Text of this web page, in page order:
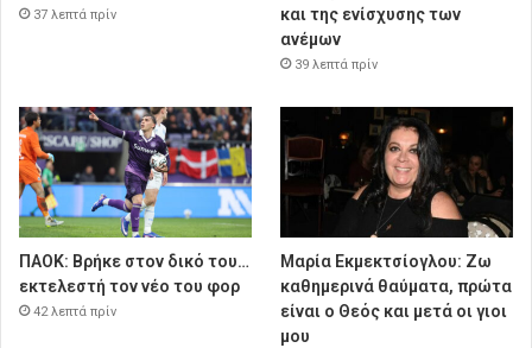
37 λεπτά πρίν
και της ενίσχυσης των
ανέμων
39 λεπτά πρίν
ΠΑΟΚ: Βρήκε στον δικό του…
εκτελεστή τον νέο του φορ
42 λεπτά πρίν
Μαρία Εκμεκτσίογλου: Ζω
καθημερινά θαύματα, πρώτα
είναι ο Θεός και μετά οι γιοι
μου